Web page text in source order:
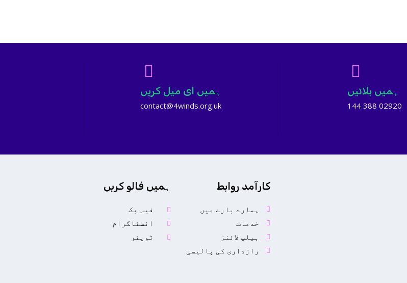
ہمیں بلائیں
02920 388 144
ہمیں ای میل کریں
contact@4winds.org.uk
کارآمد روابط
ہمارے بارے میں
خدمات
ہیلپ لائنز
رازداری کی پالیسی
ہمیں فالو کریں
فیس بک
انسٹاگرام
ٹویٹر